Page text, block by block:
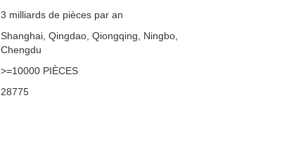
3 milliards de pièces par an
Shanghai, Qingdao, Qiongqing, Ningbo,
Chengdu
>=10000 PIÈCES
28775